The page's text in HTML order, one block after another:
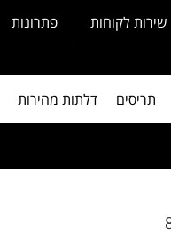
שירות לקוחות פתרונות
תריסים דלתות מהירות